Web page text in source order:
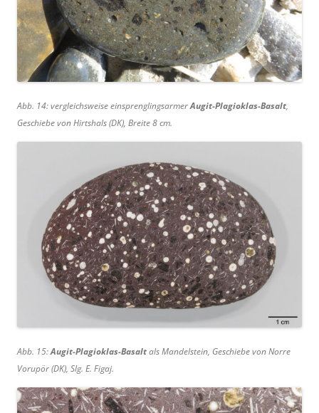
Abb. 14: vergleichsweise einsprenglingsarmerAugit-Plagioklas-Basalt,
Geschiebe von Hirtshals (DK), Breite 8 cm.
Abb. 15:Augit-Plagioklas-Basaltals Mandelstein, Geschiebe von Norre
Vorupör (DK), Slg. E. Figaj.